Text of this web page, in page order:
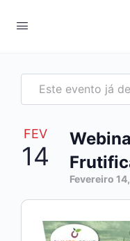
Este evento já
FEV
14
Fevereiro